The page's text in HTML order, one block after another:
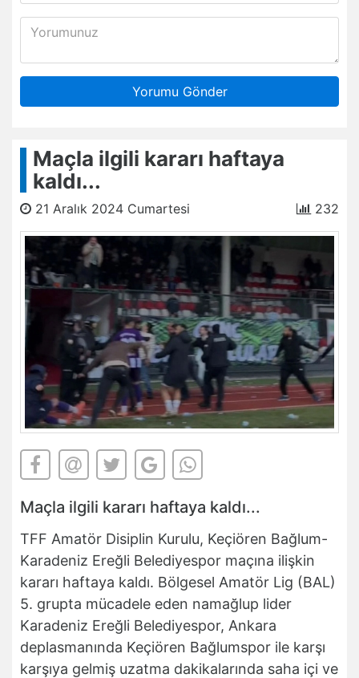
Yorumu Gönder
Maçla ilgili kararı haftaya
kaldı...
21 Aralık 2024 Cumartesi 232
Maçla ilgili kararı haftaya kaldı...
TFF Amatör Disiplin Kurulu, Keçiören Bağlum-
Karadeniz Ereğli Belediyespor maçına ilişkin
kararı haftaya kaldı. Bölgesel Amatör Lig (BAL)
5. grupta mücadele eden namağlup lider
Karadeniz Ereğli Belediyespor, Ankara
deplasmanında Keçiören Bağlumspor ile karşı
karşıya gelmiş uzatma dakikalarında saha içi ve